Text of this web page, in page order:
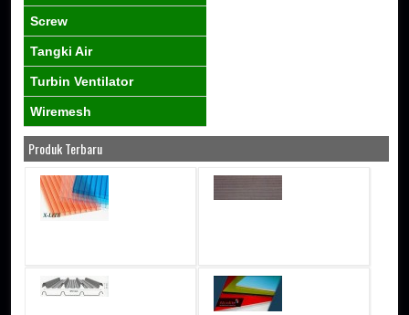
Screw
Tangki Air
Turbin Ventilator
Wiremesh
Produk Terbaru